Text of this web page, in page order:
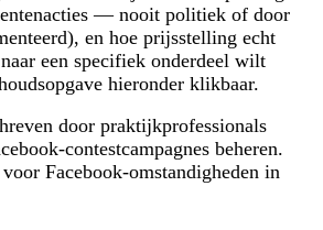
— nooit politiek of door
en hoe prijsstelling echt
een specifiek onderdeel wilt
hieronder klikbaar.
door praktijkprofessionals
contestcampagnes beheren.
Facebook-omstandigheden in